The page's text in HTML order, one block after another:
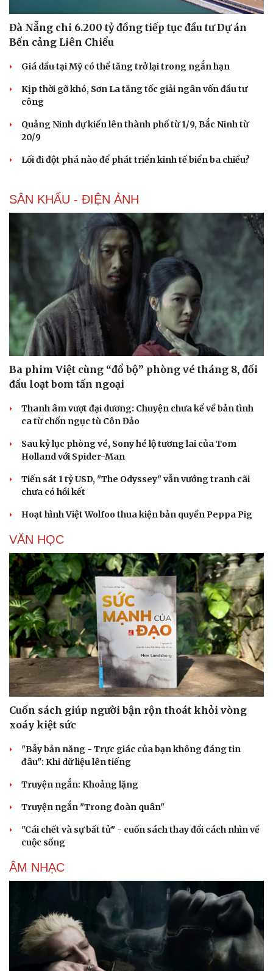
Cải chính
Đà Nẵng chi 6.200 tỷ đồng tiếp tục đầu tư Dự án
Bến cảng Liên Chiểu
Giá dầu tại Mỹ có thể tăng trở lại trong ngắn hạn
Kịp thời gỡ khó, Sơn La tăng tốc giải ngân vốn đầu tư
công
Quảng Ninh dự kiến lên thành phố từ 1/9, Bắc Ninh từ
20/9
Lối đi đột phá nào để phát triển kinh tế biển ba chiều?
SÂN KHẤU - ĐIỆN ẢNH
Ba phim Việt cùng “đổ bộ” phòng vé tháng 8, đối
đầu loạt bom tấn ngoại
Thanh âm vượt đại dương: Chuyện chưa kể về bản tình
ca từ chốn ngục tù Côn Đảo
Sau kỷ lục phòng vé, Sony hé lộ tương lai của Tom
Holland với Spider-Man
Tiến sát 1 tỷ USD, "The Odyssey" vẫn vướng tranh cãi
chưa có hồi kết
Hoạt hình Việt Wolfoo thua kiện bản quyền Peppa Pig
VĂN HỌC
Cuốn sách giúp người bận rộn thoát khỏi vòng
xoáy kiệt sức
"Bẫy bản năng - Trực giác của bạn không đáng tin
đâu": Khi dữ liệu lên tiếng
Truyện ngắn: Khoảng lặng
Truyện ngắn "Trong đoàn quân"
"Cái chết và sự bất tử" - cuốn sách thay đổi cách nhìn về
cuộc sống
ÂM NHẠC